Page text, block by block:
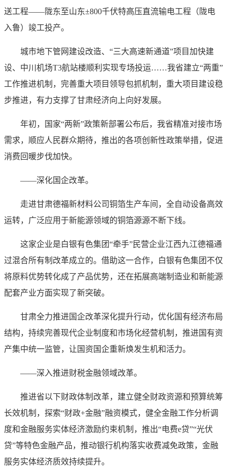
送工程——陇东至山东±800千伏特高压直流输电工程（陇电
入鲁）竣工投产。
城市地下管网建设改造、“三大高速新通道”项目加快建
设、中川机场T3航站楼顺利实现专场投运……我省建立“两重”
工作推进机制，完善重大项目领导包抓机制，重大项目建设稳
步推进，有力支撑了甘肃经济向上向好发展。
年初，国家“两新”政策新部署公布后，我省精准对接市场
需求，顺应人民群众期待，推出的各项创新性政策举措，促进
消费回暖步伐加快。
——深化国企改革。
走进甘肃德福新材料公司铜箔生产车间，全自动设备高效
运转，广泛应用于新能源领域的铜箔源源不断下线。
这家企业是白银有色集团“牵手”民营企业江西九江德福通
过混合所有制改革成立的。借助这一合作，白银有色集团不仅
将原料优势转化成了产品优势，还在拓展高端制造业和新能源
配套产业方面实现了新突破。
甘肃全力推进国企改革深化提升行动，优化国有经济布局
结构，持续完善现代企业制度和市场化经营机制，推进国有资
产集中统一监管，让国资国企重新焕发生机和活力。
——深入推进财税金融领域改革。
推进省以下财政体制改革，建立健全财政资源和预算统筹
长效机制，探索“财政+金融”融资模式，健全金融工作分析调
度和金融服务实体经济激励约束机制，推出“电费e贷”“光伏
贷”等特色金融产品，推动银行机构落实收费减免政策，金融
服务实体经济质效持续提升。